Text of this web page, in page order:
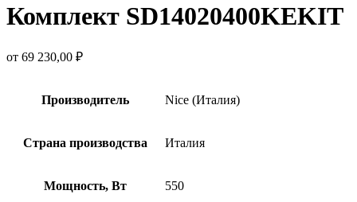
Комплект SD14020400KEKIT
от 69 230,00 ₽
Производитель Nice (Италия)
Страна производства Италия
Мощность, Вт 550